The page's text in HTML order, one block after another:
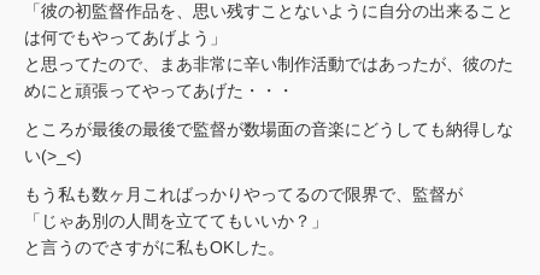
「彼の初監督作品を、思い残すことないように自分の出来ること
は何でもやってあげよう」
と思ってたので、まあ非常に辛い制作活動ではあったが、彼のた
めにと頑張ってやってあげた・・・
ところが最後の最後で監督が数場面の音楽にどうしても納得しな
い(>_<)
もう私も数ヶ月こればっかりやってるので限界で、監督が
「じゃあ別の人間を立ててもいいか？」
と言うのでさすがに私もOKした。